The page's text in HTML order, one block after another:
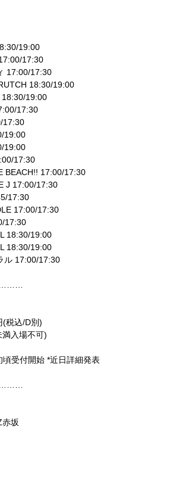
19:00
17:30
17:00/17:30
18:30/19:00
18:30/19:00
17:30
17:30
19:00
19:00
17:30
BEACH!! 17:00/17:30
J 17:00/17:30
17:30
17:00/17:30
17:30
18:30/19:00
18:30/19:00
ル 17:00/17:30
(税込/D別)
入場不可)
受付開始 *近日詳細発表
坂